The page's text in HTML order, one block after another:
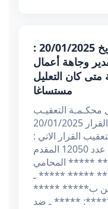
قرار تعقيبي عدد 76145 بتاريخ 20/01/2025 :
وجاهة أعمال
متى كان التعليل
مستساغا
محكـمـة التعقيـب
القــضــية عـ 76145 ـدد: تاريخ القرار 20/01/2025
القرار الاتي :
بعد الاطلاع على مطلب التعقيب عدد 12050 المقدم
***** المحامي
***** ***** ***** ـ
ب***** *****
*****